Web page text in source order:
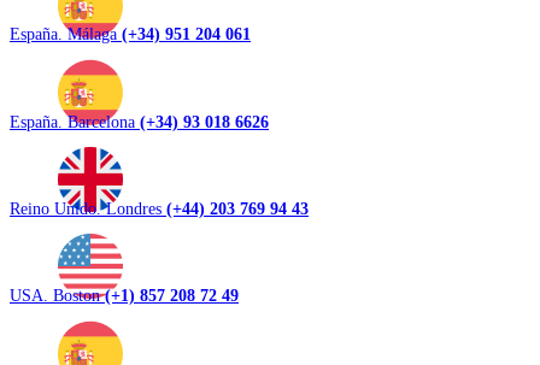
España. Málaga (+34) 951 204 061
España. Barcelona (+34) 93 018 6626
Reino Unido. Londres (+44) 203 769 94 43
USA. Boston(+1) 857 208 72 49